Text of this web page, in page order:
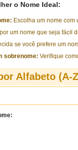
o Nome Ideal:
Escolha um nome
um nome que seja fácil
se você prefere um
sobrenome: Verifique
Alfabeto (A-